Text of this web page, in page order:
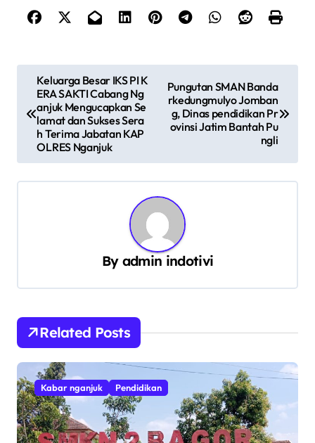
g
o
Keluarga Besar IKS PI K
ERA SAKTI Cabang Ng
anjuk Mengucapkan Se
lamat dan Sukses Sera
h Terima Jabatan KAP
OLRES Nganjuk
Pungutan SMAN Banda
rkedungmulyo Jomban
g, Dinas pendidikan Pr
ovinsi Jatim Bantah Pu
ngli
By admin indotivi
Related Posts
Kabar nganjuk Pendidikan